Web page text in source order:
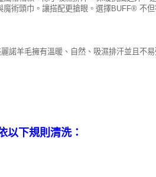
術頭巾。讓搭配更搶眼。選擇BUFF® 不
諾羊毛擁有溫暖、自然、吸濕排汗並且不
以下規則清洗：